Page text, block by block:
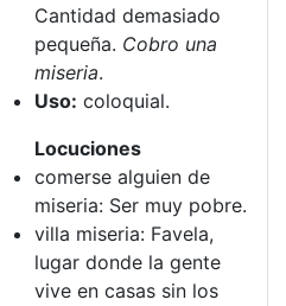
Cantidad demasiado
pequeña. Cobro una
miseria.
Uso: coloquial.
Locuciones
comerse alguien de
miseria: Ser muy pobre.
villa miseria: Favela,
lugar donde la gente
vive en casas sin los